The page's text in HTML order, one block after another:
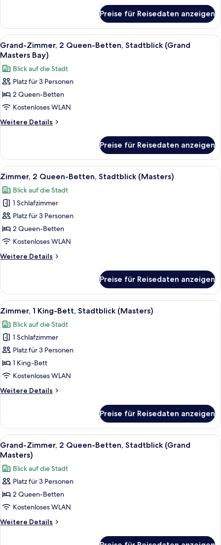
(Grand
Masters
Bay)
anzeigen
Zimmer,
1 King-
Bett
und
Stadtblick
(Grand
Bay)
Preise für Reisedaten anzeigen
Alle
Fotos
für
Grand-
Zimmer,
2 Queen-
Betten,
Stadtblick
Bay)
anzeigen
Ein Hotelzimmer mit zwei Betten,
2
Grand-Zimmer, 2 Queen-Betten, Stadtblick (Grand
Masters Bay)
Blick auf die Stadt
Platz für 3 Personen
2 Queen-Betten
Kostenloses WLAN
Weitere Details
Weitere
Zimmer,
2 Queen-
Betten,
(Grand
Masters
Preise für Reisedaten anzeigen
Alle
Fotos
für
Zimmer,
2 Queen-
Betten,
Stadtblick
anzeigen
Ein Hotelzimmer mit zwei Betten,
2
Zimmer, 2 Queen-Betten, Stadtblick (Masters)
Blick auf die Stadt
1 Schlafzimmer
Platz für 3 Personen
2 Queen-Betten
Kostenloses WLAN
Weitere Details
Weitere
2 Queen-
Betten,
Stadtblick
Preise für Reisedaten anzeigen
Alle
Fotos
für
Zimmer,
1 King-
Bett,
Stadtblick
anzeigen
Ein modernes Hotelzimmer mit
2
Zimmer, 1 King-Bett, Stadtblick (Masters)
Blick auf die Stadt
1 Schlafzimmer
Platz für 3 Personen
1 King-Bett
Kostenloses WLAN
Weitere Details
Weitere
1 King-
Bett,
Stadtblick
(Masters)
Preise für Reisedaten anzeigen
Alle
Fotos
für
Grand-
Zimmer,
2 Queen-
Betten,
Stadtblick
Ein Hotelzimmer mit zwei Betten,
2
Grand-Zimmer, 2 Queen-Betten, Stadtblick (Grand
Masters)
Blick auf die Stadt
Platz für 3 Personen
2 Queen-Betten
Kostenloses WLAN
Weitere Details
Weitere